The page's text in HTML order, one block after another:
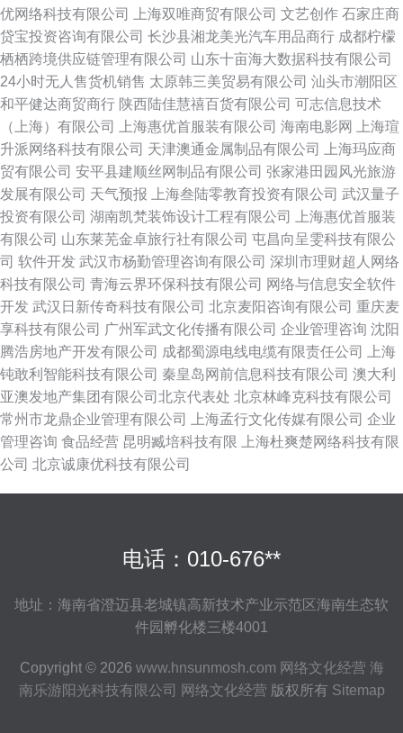
优网络科技有限公司
上海双唯商贸有限公司 文艺创作 石家庄商
贷宝投资咨询有限公司 长沙县湘龙美光汽车用品商行 成都柠檬
栖栖跨境供应链管理有限公司 山东十亩海大数据科技有限公司
24小时无人售货机销售 太原韩三美贸易有限公司 汕头市潮阳区
和平健达商贸商行 陕西陆佳慧禧百货有限公司 可志信息技术
（上海）有限公司
上海惠优首服装有限公司 海南电影网
上海瑄
升派网络科技有限公司 天津澳通金属制品有限公司
上海玛应商
贸有限公司 安平县建顺丝网制品有限公司 张家港田园风光旅游
发展有限公司 天气预报 上海叁陆零教育投资有限公司 武汉量子
投资有限公司 湖南凯梵装饰设计工程有限公司
上海惠优首服装
有限公司 山东莱芜金卓旅行社有限公司 屯昌向呈雯科技有限公
司 软件开发 武汉市杨勤管理咨询有限公司 深圳市理财超人网络
科技有限公司 青海云界环保科技有限公司 网络与信息安全软件
开发 武汉日新传奇科技有限公司 北京麦阳咨询有限公司 重庆麦
享科技有限公司 广州军武文化传播有限公司 企业管理咨询 沈阳
腾浩房地产开发有限公司 成都蜀源电线电缆有限责任公司
上海
钝敢利智能科技有限公司 秦皇岛网前信息科技有限公司 澳大利
亚澳发地产集团有限公司北京代表处 北京林峰克科技有限公司
常州市龙鼎企业管理有限公司
上海孟行文化传媒有限公司 企业
管理咨询 食品经营 昆明臧培科技有限
上海杜爽楚网络科技有限
公司 北京诚康优科技有限公司
电话：010-676**
地址：海南省澄迈县老城镇高新技术产业示范区海南生态软
件园孵化楼三楼4001
Copyright © 2026 www.hnsunmosh.com 网络文化经营 海
南乐游阳光科技有限公司
网络文化经营 版权所有 Sitemap